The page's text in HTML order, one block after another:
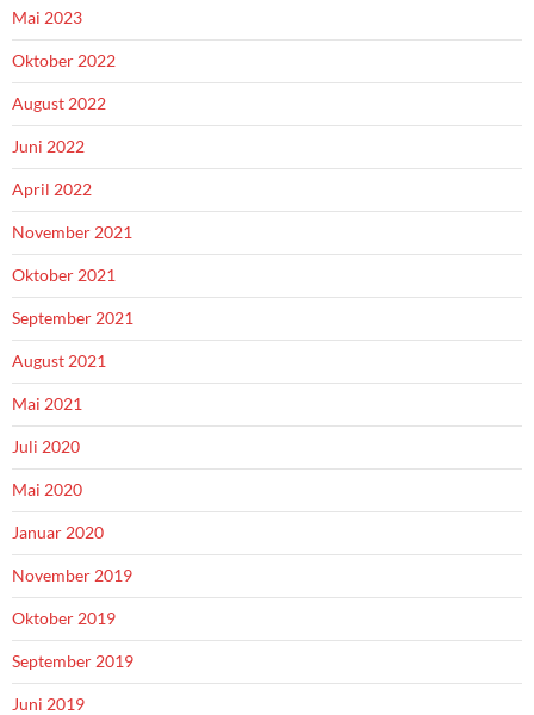
Mai 2023
Oktober 2022
August 2022
Juni 2022
April 2022
November 2021
Oktober 2021
September 2021
August 2021
Mai 2021
Juli 2020
Mai 2020
Januar 2020
November 2019
Oktober 2019
September 2019
Juni 2019